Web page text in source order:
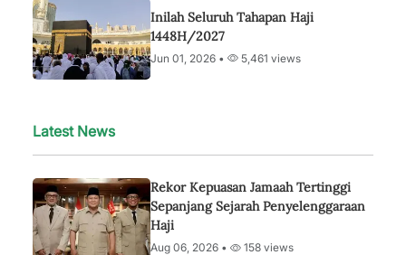
Inilah Seluruh Tahapan Haji
1448H/2027
Jun 01, 2026 • 5,461 views
Latest News
Rekor Kepuasan Jamaah Tertinggi
Sepanjang Sejarah Penyelenggaraan
Haji
Aug 06, 2026 • 158 views